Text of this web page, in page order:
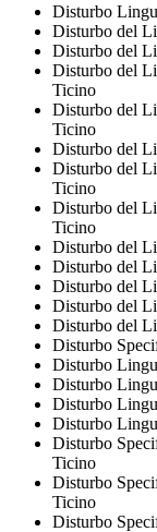
Disturbo
Disturbo del
Disturbo del
Disturbo del
Ticino
Disturbo del
Ticino
Disturbo del
Disturbo del
Ticino
Disturbo del
Ticino
Disturbo del
Disturbo del
Disturbo del
Disturbo del
Disturbo del
Disturbo
Disturbo
Disturbo
Disturbo
Disturbo
Disturbo
Ticino
Disturbo
Ticino
Disturbo